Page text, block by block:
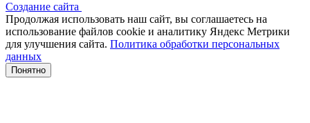
Создание сайта
Продолжая использовать наш сайт, вы соглашаетесь на
использование файлов сооkіе и аналитику Яндекс Метрики
для улучшения сайта. Политика обработки персональных
данных
Понятно